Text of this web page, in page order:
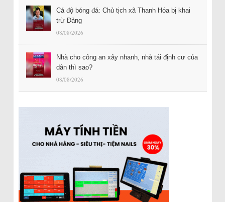
Cá độ bóng đá: Chủ tịch xã Thanh Hóa bị khai
trừ Đảng
08/08/2026
Nhà cho công an xây nhanh, nhà tái định cư của
dân thì sao?
08/08/2026